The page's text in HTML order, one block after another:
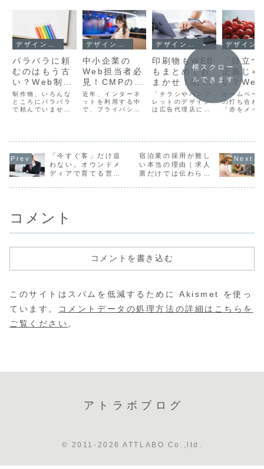
バラバラに頼
むのはもう古
い？Web制作
と印刷物・動
画を一括で依
頼すべき理由
制作物、いろんな
ところにバラバラ
で頼んでいません
だけでなく、チラ
ト、看板や動画と
いった“複数のメデ
ィア”を使い分ける
のは、いまや当た
り前の時代です。
中小企業の
Web担当者必
見！CMPの基
本と導入すべ
きホームペー
ジの条件
近年、インターネ
ットを利用する中
で、プライバシー
内においても、個
正やCookie利用
に関する規制の強
化が進む中で、多
くの企業が対応を
迫られています。
印刷物もWEB
もまとめてお
まかせ！統一
されたデザイ
ンで成果を上
げる方法
「チラシやパンフ
レットのデザイン
は広告代理店に依
印刷物のデザイン
感がない…」そん
なお悩みを抱えて
いる企業の方も多
いのではないでし
ょうか。 印刷物の
「目立
正義じゃ
い？
インにお
「赤」の
し穴
ホームペー
の打ち合わ
「赤をメイ
す。その理
「目立たせ
「力強い印
たい」「情
えたい」「
のある会社
横スクロー
ルできます
「今すぐ客」だけ追
わない。オウンドメ
ディアで育てる営業
宿泊業の採用が難し
い本当の理由｜求人
票だけでは伝わらな
コメント
コメントを書き込む
このサイトはスパムを低減するために Akismet を使っ
ています。
コメントデータの処理方法の詳細はこちらを
ご覧ください 。
アトラボブログ
© 2011-2026 ATTLABO Co.,ltd.